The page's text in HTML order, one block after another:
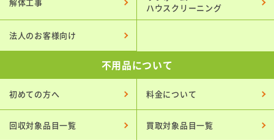
ハウスクリーニング
法人のお客様向け
不用品について
初めての方へ 料金について
回収対象品目一覧 買取対象品目一覧